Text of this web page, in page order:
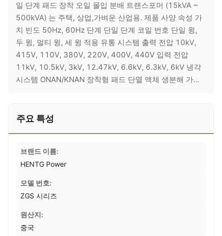
일 단계 패드 장착 오일 몰입 분배 트랜스포머 (15kVA ~
500kVA) 는 주택, 상업,가벼운 산업용. 제품 사양 속성 가
치 빈도 50Hz, 60Hz 단계 단일 단계 코일 번호 단일 윙,
두 윙, 멀티 윙, 세 윙 적용 유통 시스템 출력 전압 10kV,
415V, 110V, 380V, 220V, 400V, 440V 입력 전압
11kV, 10.5kV, 3kV, 12.47kV, 6.6kV, 6.3kV, 6kV 냉각
시스템 ONAN/KNAN 장착형 패드 단열 액체 생분해 가...
주요 특성
브랜드 이름:
HENTG Power
모델 번호:
ZGS 시리즈
원산지:
중국